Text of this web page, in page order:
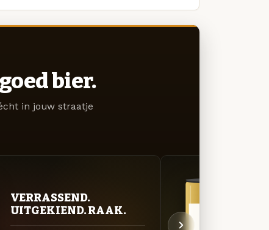
bier.
in jouw straatje
VERRASSEND.
UITGEKIEND. RAAK.